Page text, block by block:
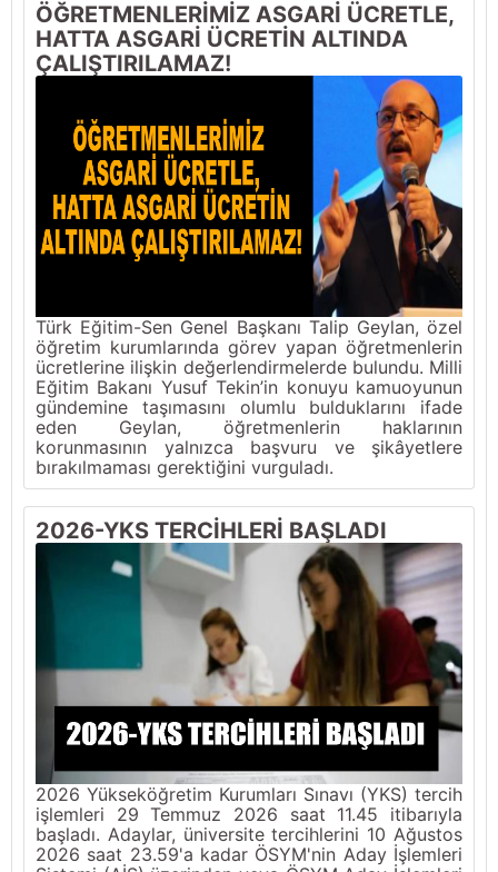
ÖĞRETMENLERİMİZ ASGARİ ÜCRETLE,
HATTA ASGARİ ÜCRETİN ALTINDA
ÇALIŞTIRILAMAZ!
Türk Eğitim-Sen Genel Başkanı Talip Geylan, özel
öğretim kurumlarında görev yapan öğretmenlerin
ücretlerine ilişkin değerlendirmelerde bulundu. Milli
Eğitim Bakanı Yusuf Tekin’in konuyu kamuoyunun
gündemine taşımasını olumlu bulduklarını ifade
eden Geylan, öğretmenlerin haklarının
korunmasının yalnızca başvuru ve şikâyetlere
bırakılmaması gerektiğini vurguladı.
2026-YKS TERCİHLERİ BAŞLADI
2026 Yükseköğretim Kurumları Sınavı (YKS) tercih
işlemleri 29 Temmuz 2026 saat 11.45 itibarıyla
başladı. Adaylar, üniversite tercihlerini 10 Ağustos
2026 saat 23.59'a kadar ÖSYM'nin Aday İşlemleri